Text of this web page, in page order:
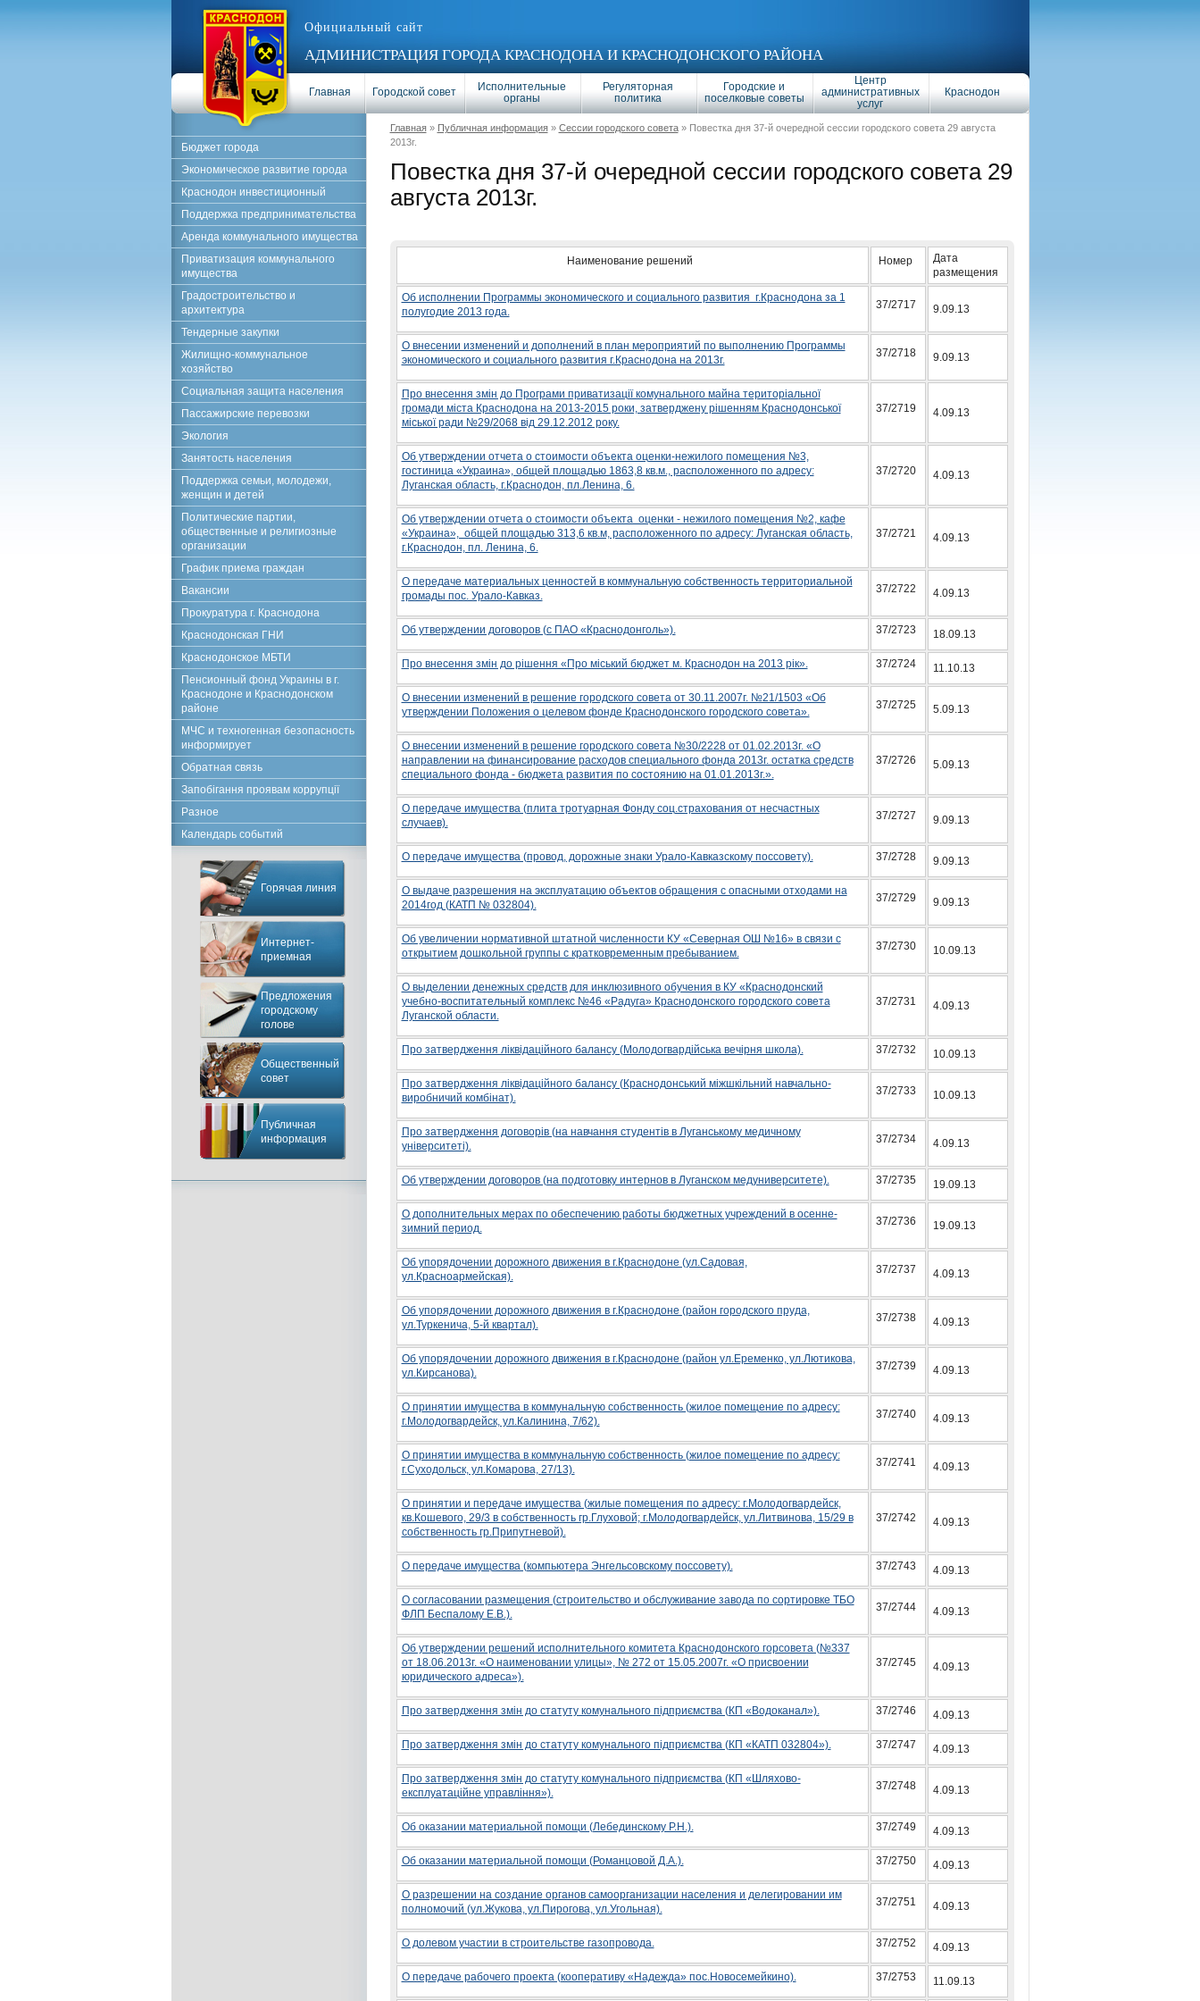
Официальный сайт
АДМИНИСТРАЦИЯ ГОРОДА КРАСНОДОНА И КРАСНОДОНСКОГО РАЙОНА
Главная Городской совет
Исполнительные
органы
Регуляторная
политика
Городские и
поселковые советы
Центр
административных
услуг
Краснодон
Главная» Публичная информация» Сессии городского совета» Повестка дня 37-й очередной сессии городского совета 29 августа
2013г.
Повестка дня 37-й очередной сессии городского совета 29
августа 2013г.
Наименование решений Номер
Дата
размещения
Об исполнении Программы экономического и социального развития г.Краснодона за 1
полугодие 2013 года.
37/2717 9.09.13
О внесении изменений и дополнений в план мероприятий по выполнению Программы
экономического и социального развития г.Краснодона на 2013г.
37/2718 9.09.13
Про внесення змін до Програми приватизації комунального майна територіальної
громади міста Краснодона на 2013-2015 роки, затверджену рішенням Краснодонської
міської ради №29/2068 від 29.12.2012 року.
37/2719 4.09.13
Об утверждении отчета о стоимости объекта оценки-нежилого помещения №3,
гостиница «Украина», общей площадью 1863,8 кв.м., расположенного по адресу:
Луганская область, г.Краснодон, пл.Ленина, 6.
37/2720 4.09.13
Об утверждении отчета о стоимости объекта оценки - нежилого помещения №2, кафе
«Украина», общей площадью 313,6 кв.м, расположенного по адресу: Луганская область,
г.Краснодон, пл. Ленина, 6.
37/2721 4.09.13
О передаче материальных ценностей в коммунальную собственность территориальной
громады пос. Урало-Кавказ.
37/2722 4.09.13
Об утверждении договоров (с ПАО «Краснодонголь»). 37/2723 18.09.13
Про внесення змін до рішення «Про міський бюджет м. Краснодон на 2013 рік». 37/2724 11.10.13
О внесении изменений в решение городского совета от 30.11.2007г. №21/1503 «Об
утверждении Положения о целевом фонде Краснодонского городского совета».
37/2725 5.09.13
О внесении изменений в решение городского совета №30/2228 от 01.02.2013г. «О
направлении на финансирование расходов специального фонда 2013г. остатка средств
специального фонда - бюджета развития по состоянию на 01.01.2013г.».
37/2726 5.09.13
О передаче имущества (плита тротуарная Фонду соц.страхования от несчастных
случаев).
37/2727 9.09.13
О передаче имущества (провод, дорожные знаки Урало-Кавказскому поссовету). 37/2728 9.09.13
О выдаче разрешения на эксплуатацию объектов обращения с опасными отходами на
2014год (КАТП № 032804).
37/2729 9.09.13
Об увеличении нормативной штатной численности КУ «Северная ОШ №16» в связи с
открытием дошкольной группы с кратковременным пребыванием.
37/2730 10.09.13
О выделении денежных средств для инклюзивного обучения в КУ «Краснодонский
учебно-воспитательный комплекс №46 «Радуга» Краснодонского городского совета
Луганской области.
37/2731 4.09.13
Про затвердження ліквідаційного балансу (Молодогвардійська вечірня школа). 37/2732 10.09.13
Про затвердження ліквідаційного балансу (Краснодонський міжшкільний навчально-
виробничий комбінат).
37/2733 10.09.13
Про затвердження договорів (на навчання студентів в Луганському медичному
університеті).
37/2734 4.09.13
Об утверждении договоров (на подготовку интернов в Луганском медуниверситете). 37/2735 19.09.13
О дополнительных мерах по обеспечению работы бюджетных учреждений в осенне-
зимний период.
37/2736 19.09.13
Об упорядочении дорожного движения в г.Краснодоне (ул.Садовая,
ул.Красноармейская).
37/2737 4.09.13
Об упорядочении дорожного движения в г.Краснодоне (район городского пруда,
ул.Туркенича, 5-й квартал).
37/2738 4.09.13
Об упорядочении дорожного движения в г.Краснодоне (район ул.Еременко, ул.Лютикова,
ул.Кирсанова).
37/2739 4.09.13
О принятии имущества в коммунальную собственность (жилое помещение по адресу:
г.Молодогвардейск, ул.Калинина, 7/62).
37/2740 4.09.13
О принятии имущества в коммунальную собственность (жилое помещение по адресу:
г.Суходольск, ул.Комарова, 27/13).
37/2741 4.09.13
О принятии и передаче имущества (жилые помещения по адресу: г.Молодогвардейск,
кв.Кошевого, 29/3 в собственность гр.Глуховой; г.Молодогвардейск, ул.Литвинова, 15/29 в
собственность гр.Припутневой).
37/2742 4.09.13
О передаче имущества (компьютера Энгельсовскому поссовету). 37/2743 4.09.13
О согласовании размещения (строительство и обслуживание завода по сортировке ТБО
ФЛП Беспалому Е.В.).
37/2744 4.09.13
Об утверждении решений исполнительного комитета Краснодонского горсовета (№337
от 18.06.2013г. «О наименовании улицы», № 272 от 15.05.2007г. «О присвоении
юридического адреса»).
37/2745 4.09.13
Про затвердження змін до статуту комунального підприємства (КП «Водоканал»). 37/2746 4.09.13
Про затвердження змін до статуту комунального підприємства (КП «КАТП 032804»). 37/2747 4.09.13
Про затвердження змін до статуту комунального підприємства (КП «Шляхово-
експлуатаційне управління»).
37/2748 4.09.13
Об оказании материальной помощи (Лебединскому Р.Н.). 37/2749 4.09.13
Об оказании материальной помощи (Романцовой Д.А.). 37/2750 4.09.13
О разрешении на создание органов самоорганизации населения и делегировании им
полномочий (ул.Жукова, ул.Пирогова, ул.Угольная).
37/2751 4.09.13
О долевом участии в строительстве газопровода. 37/2752 4.09.13
О передаче рабочего проекта (кооперативу «Надежда» пос.Новосемейкино). 37/2753 11.09.13
Бюджет города
Экономическое развитие города
Краснодон инвестиционный
Поддержка предпринимательства
Аренда коммунального имущества
Приватизация коммунального
имущества
Градостроительство и
архитектура
Тендерные закупки
Жилищно-коммунальное
хозяйство
Социальная защита населения
Пассажирские перевозки
Экология
Занятость населения
Поддержка семьи, молодежи,
женщин и детей
Политические партии,
общественные и религиозные
организации
График приема граждан
Вакансии
Прокуратура г. Краснодона
Краснодонская ГНИ
Краснодонское МБТИ
Пенсионный фонд Украины в г.
Краснодоне и Краснодонском
районе
МЧС и техногенная безопасность
информирует
Обратная связь
Запобігання проявам коррупції
Разное
Календарь событий
Горячая линия
Интернет-
приемная
Предложения
городскому
голове
Общественный
совет
Публичная
информация